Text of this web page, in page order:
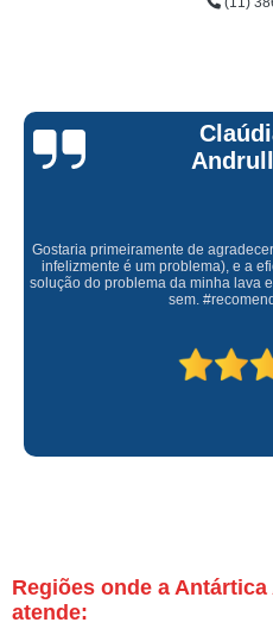
Gostaria primeiramente de
infelizmente é um problema), e a
solução do problema da minha lava
sem.
Regiões onde a
atende: